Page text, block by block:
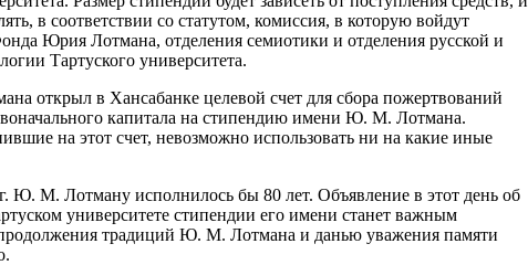
в соответствии со статутом, комиссия, в которую войдут
Юрия Лотмана, отделения семиотики и отделения русской и
Тартуского университета.
открыл в Хансабанке целевой счет для сбора пожертвований
капитала на стипендию имени Ю. М. Лотмана.
на этот счет, невозможно использовать ни на какие иные
Ю. М. Лотману исполнилось бы 80 лет. Объявление в этот день об
университете стипендии его имени станет важным
традиций Ю. М. Лотмана и данью уважения памяти